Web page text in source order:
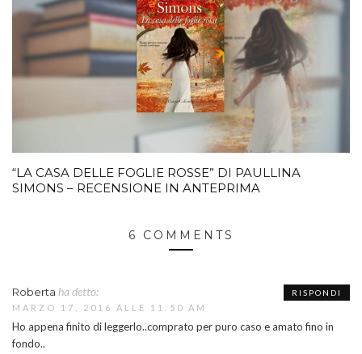
“LA CASA DELLE FOGLIE ROSSE” DI PAULLINA
SIMONS – RECENSIONE IN ANTEPRIMA
6 COMMENTS
Roberta ha detto:
MARZO 17, 2016 ALLE 11:50 AM
Ho appena finito di leggerlo..comprato per puro caso e amato fino in
fondo..
RISPONDI